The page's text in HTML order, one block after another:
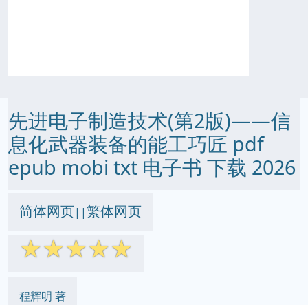
先进电子制造技术(第2版)——信
息化武器装备的能工巧匠 pdf
epub mobi txt 电子书 下载 2026
简体网页||繁体网页
☆☆☆☆☆
程辉明 著